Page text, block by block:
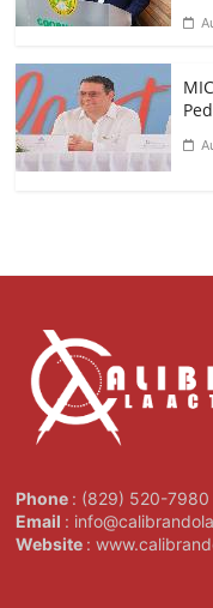
Phone : (829) 520-7980
Email :
Website :